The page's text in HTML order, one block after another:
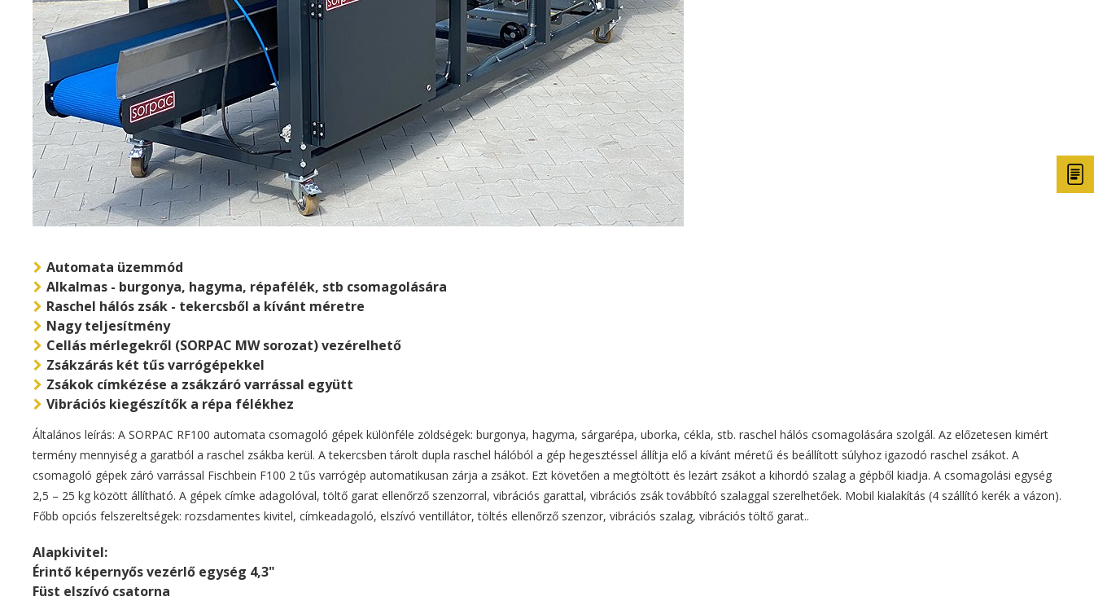
Automata üzemmód
Alkalmas - burgonya, hagyma, répafélék, stb csomagolására
Raschel hálós zsák - tekercsből a kívánt méretre
Nagy teljesítmény
Cellás mérlegekről (SORPAC MW sorozat) vezérelhető
Zsákzárás két tűs varrógépekkel
Zsákok címkézése a zsákzáró varrással együtt
Vibrációs kiegészítők a répa félékhez
Általános leírás: A SORPAC RF100 automata csomagoló gépek különféle zöldségek: burgonya, hagyma, sárgarépa, uborka, cékla, stb. raschel hálós csomagolására szolgál. Az előzetesen kimért
termény mennyiség a garatból a raschel zsákba kerül. A tekercsben tárolt dupla raschel hálóból a gép hegesztéssel állítja elő a kívánt méretű és beállított súlyhoz igazodó raschel zsákot. A
csomagoló gépek záró varrással Fischbein F100 2 tűs varrógép automatikusan zárja a zsákot. Ezt követően a megtöltött és lezárt zsákot a kihordó szalag a gépből kiadja. A csomagolási egység
2,5 – 25 kg között állítható. A gépek címke adagolóval, töltő garat ellenőrző szenzorral, vibrációs garattal, vibrációs zsák továbbító szalaggal szerelhetőek. Mobil kialakítás (4 szállító kerék a vázon).
Főbb opciós felszereltségek: rozsdamentes kivitel, címkeadagoló, elszívó ventillátor, töltés ellenőrző szenzor, vibrációs szalag, vibrációs töltő garat..
Alapkivitel:
Érintő képernyős vezérlő egység 4,3"
Füst elszívó csatorna